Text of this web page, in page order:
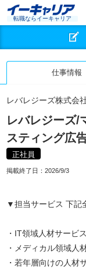
転職ならイーキャリア
仕事情報
レバレジーズ株式会
レバレジーズ/
スティング広
正社員
掲載終了日： 2026/9/3
▼担当サービス 下記
・IT領域人材サービ
・メディカル領域人
・若年層向けの人材